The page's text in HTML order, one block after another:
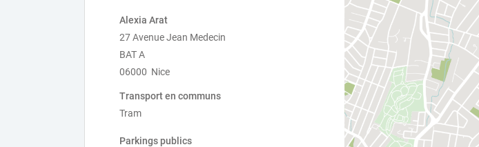
Alexia Arat
27 Avenue Jean Medecin
BAT A
06000 Nice
Transport en communs
Tram
Parkings publics